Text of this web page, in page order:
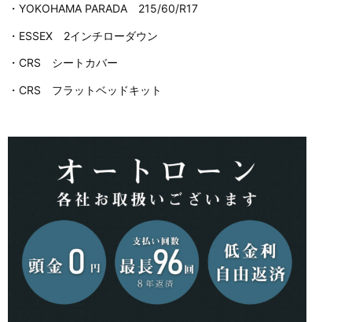
・YOKOHAMA PARADA 215/60/R17
・ESSEX 2インチローダウン
・CRS シートカバー
・CRS フラットベッドキット